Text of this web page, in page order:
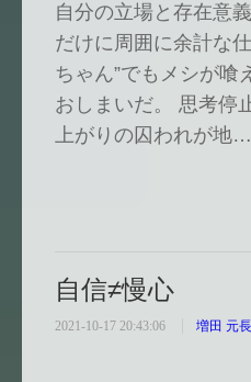
自分の立場と存在意
だけに周囲に余計な
ちゃん”でもメシが喰
おしまいだ。 思考停
上がりの囚われが地…
自信≠慢心
2021-10-17 20:43:06 増田 元長